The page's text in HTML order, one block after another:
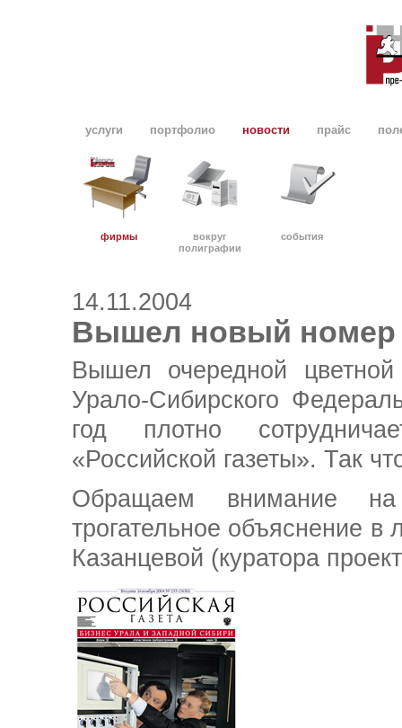
услуги портфолио новости
фирмы
вокруг
полиграфии
события
прайс
14.11.2004
Вышел новый номер
Вышел очередной
Урало-Сибирского
год плотно
«Российской газеты». Так
Обращаем внимание
трогательное объяснение
Казанцевой (куратора